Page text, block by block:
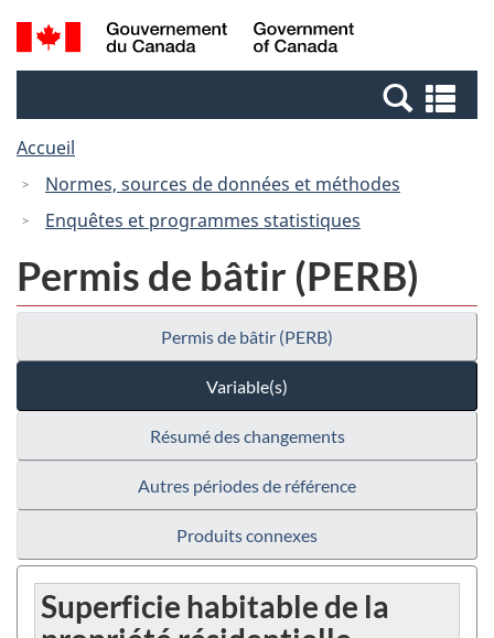
Passer
au
Passer
à
Canada
Recherche
et
et
Accueil
Normes, sources de données et méthodes
Enquêtes et programmes statistiques
Permis de bâtir (PERB)
Permis de bâtir (PERB)
Variable(s)
Résumé des changements
Autres périodes de référence
Produits connexes
Superficie habitable de la